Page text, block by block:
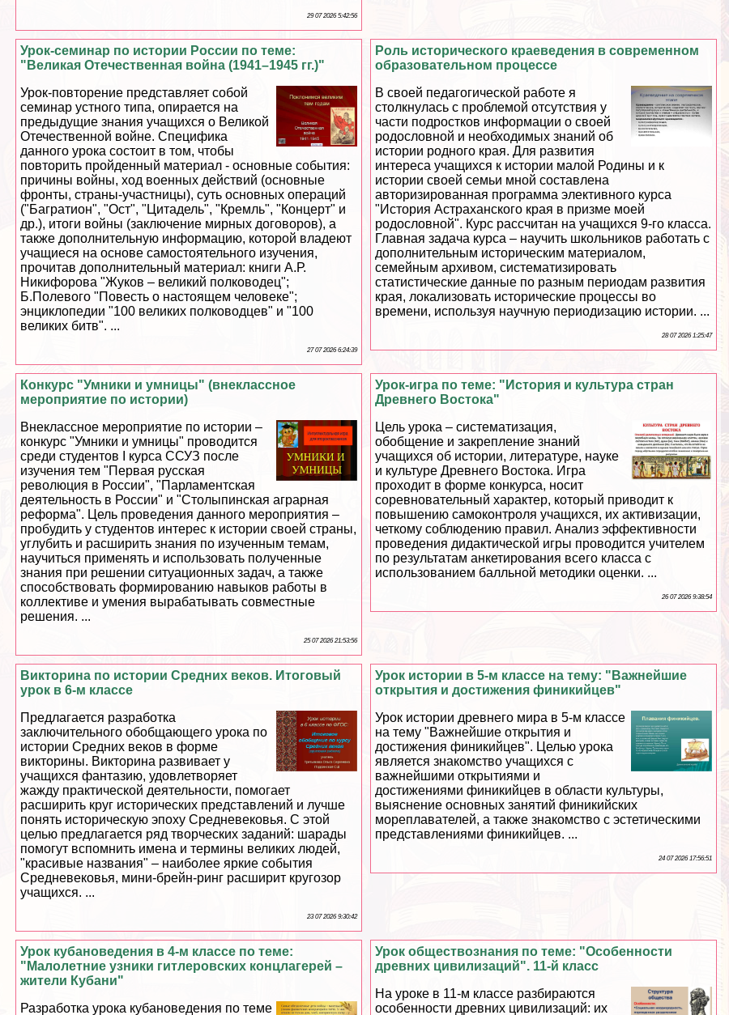
29 07 2026 5:42:56
Роль исторического краеведения в современном
образовательном процессе
В своей педагогической работе я
столкнулась с проблемой отсутствия у
части подростков информации о своей
родословной и необходимых знаний об
истории родного края. Для развития
интереса учащихся к истории малой Родины и к
истории своей семьи мной составлена
авторизированная программа элективного курса
"История Астpaxaнского края в призме моей
родословной". Курс рассчитан на учащихся 9-го класса.
Главная задача курса – научить школьников работать с
дополнительным историческим материалом,
семейным архивом, систематизировать
статистические данные по разным периодам развития
края, локализовать исторические процессы во
времени, используя научную периодизацию истории. ...
28 07 2026 1:25:47
Урок-семинар по истории России по теме:
"Великая Отечественная война (1941–1945 гг.)"
Урок-повторение представляет собой
семинар устного типа, опирается на
предыдущие знания учащихся о Великой
Отечественной войне. Специфика
данного урока состоит в том, чтобы
повторить пройденный материал - основные события:
причины войны, ход военных действий (основные
фронты, страны-участницы), суть основных операций
("Багратион", "Ост", "Цитадель", "Кремль", "Концерт" и
др.), итоги войны (заключение мирных договоров), а
также дополнительную информацию, которой владеют
учащиеся на основе самостоятельного изучения,
прочитав дополнительный материал: книги А.Р.
Никифорова "Жуков – великий полководец";
Б.Полевого "Повесть о настоящем человеке";
энциклопедии "100 великих полководцев" и "100
великих битв". ...
27 07 2026 6:24:39
Урок-игра по теме: "История и культура стран
Древнего Востока"
Цель урока – систематизация,
обобщение и закрепление знаний
учащихся об истории, литературе, науке
и культуре Древнего Востока. Игра
проходит в форме конкурса, носит
соревновательный хаpaктер, который приводит к
повышению самоконтроля учащихся, их активизации,
четкому соблюдению правил. Анализ эффективности
проведения дидактической игры проводится учителем
по результатам анкетирования всего класса с
использованием балльной методики оценки. ...
26 07 2026 9:38:54
Конкурс "Умники и умницы" (внеклассное
мероприятие по истории)
Внеклассное мероприятие по истории –
конкурс "Умники и умницы" проводится
среди студентов I курса ССУЗ после
изучения тем "Первая русская
революция в России", "Парламентская
деятельность в России" и "Столыпинская аграрная
реформа". Цель проведения данного мероприятия –
пробудить у студентов интерес к истории своей страны,
углубить и расширить знания по изученным темам,
научиться применять и использовать полученные
знания при решении ситуационных задач, а также
способствовать формированию навыков работы в
коллективе и умения выpaбатывать совместные
решения. ...
25 07 2026 21:53:56
Урок истории в 5-м классе на тему: "Важнейшие
открытия и достижения финикийцев"
Урок истории древнего мира в 5-м классе
на тему "Важнейшие открытия и
достижения финикийцев". Целью урока
является знакомство учащихся с
важнейшими открытиями и
достижениями финикийцев в области культуры,
выяснение основных занятий финикийских
мореплавателей, а также знакомство с эстетическими
представлениями финикийцев. ...
24 07 2026 17:56:51
Викторина по истории Средних веков. Итоговый
урок в 6-м классе
Предлагается разработка
заключительного обобщающего урока по
истории Средних веков в форме
викторины. Викторина развивает у
учащихся фантазию, удовлетворяет
жажду пpaктической деятельности, помогает
расширить круг исторических представлений и лучше
понять историческую эпоху Средневековья. С этой
целью предлагается ряд творческих заданий: шарады
помогут вспомнить имена и термины великих людей,
"красивые названия" – наиболее яркие события
Cредневековья, мини-брейн-ринг расширит кругозор
учащихся. ...
23 07 2026 9:30:42
Урок обществознания по теме: "Особенности
древних цивилизаций". 11-й класс
На уроке в 11-м классе разбираются
особенности древних цивилизаций: их
Урок кубановедения в 4-м классе по теме:
"Малолетние узники гитлеровских концлагерей –
жители Кубани"
Разработка урока кубановедения по теме